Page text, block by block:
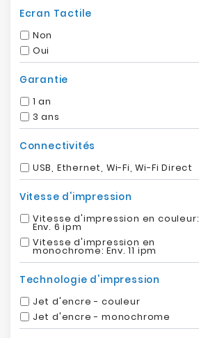
Ecran Tactile
Non
Oui
Garantie
1 an
3 ans
Connectivités
USB, Ethernet, Wi-Fi, Wi-Fi Direct
Vitesse d'impression
Vitesse d'impression en couleur:
Env. 6 ipm
Vitesse d'impression en
monochrome: Env. 11 ipm
Technologie d'impression
Jet d'encre - couleur
Jet d'encre - monochrome